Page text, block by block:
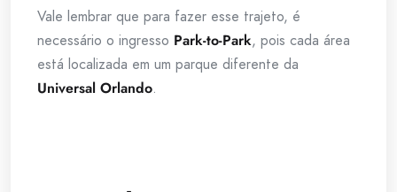
Vale lembrar que para fazer esse trajeto, é
necessário o ingresso Park-to-Park, pois cada área
está localizada em um parque diferente da
Universal Orlando.